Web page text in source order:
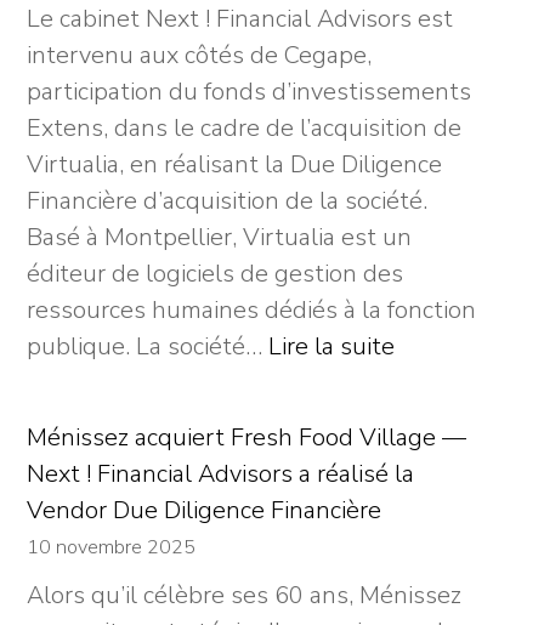
au-
d’une
perception
générale,
un
marché
plus
contrasté
Le cabinet Next ! Financial Advisors est
intervenu aux côtés de Cegape,
participation du fonds d’investissements
Extens, dans le cadre de l’acquisition de
Virtualia, en réalisant la Due Diligence
Financière d’acquisition de la société.
Basé à Montpellier, Virtualia est un
éditeur de logiciels de gestion des
ressources humaines dédiés à la fonction
publique. La société… Lire la suite
Financial
Advisors
dans
Ménissez acquiert Fresh Food Village —
Next ! Financial Advisors a réalisé la
Vendor Due Diligence Financière
10 novembre 2025
Alors qu’il célèbre ses 60 ans, Ménissez